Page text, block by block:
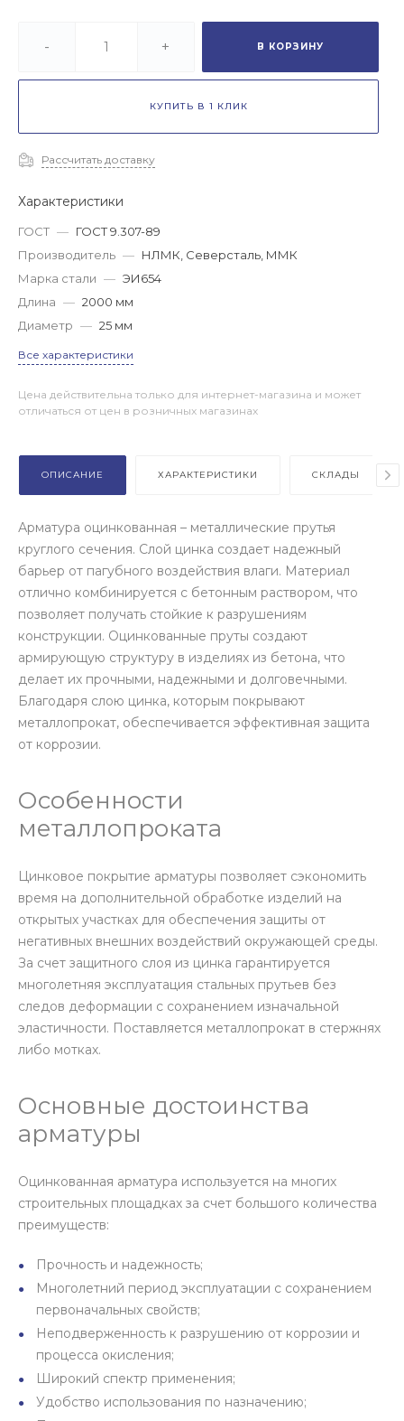
- + В КОРЗИНУ
КУПИТЬ В 1 КЛИК
Рассчитать доставку
Характеристики
ГОСТ — ГОСТ 9.307-89
Производитель — НЛМК, Северсталь, ММК
Марка стали — ЭИ654
Длина — 2000 мм
Диаметр — 25 мм
Все характеристики
Цена действительна только для интернет-магазина и может
отличаться от цен в розничных магазинах
ОПИСАНИЕ ХАРАКТЕРИСТИКИ СКЛАДЫ
Арматура оцинкованная – металлические прутья
круглого сечения. Слой цинка создает надежный
барьер от пагубного воздействия влаги. Материал
отлично комбинируется с бетонным раствором, что
позволяет получать стойкие к разрушениям
конструкции. Оцинкованные пруты создают
армирующую структуру в изделиях из бетона, что
делает их прочными, надежными и долговечными.
Благодаря слою цинка, которым покрывают
металлопрокат, обеспечивается эффективная защита
от коррозии.
Особенности
металлопроката
Цинковое покрытие арматуры позволяет сэкономить
время на дополнительной обработке изделий на
открытых участках для обеспечения защиты от
негативных внешних воздействий окружающей среды.
За счет защитного слоя из цинка гарантируется
многолетняя эксплуатация стальных прутьев без
следов деформации с сохранением изначальной
эластичности. Поставляется металлопрокат в стержнях
либо мотках.
Основные достоинства
арматуры
Оцинкованная арматура используется на многих
строительных площадках за счет большого количества
преимуществ:
Прочность и надежность;
Многолетний период эксплуатации с сохранением
первоначальных свойств;
Неподверженность к разрушению от коррозии и
процесса окисления;
Широкий спектр применения;
Удобство использования по назначению;